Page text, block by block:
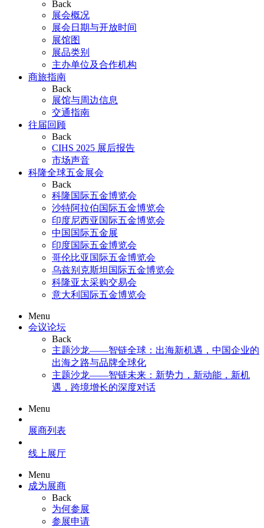
Back
展会概况
展会日期与开放时间
展馆图
展品类别
主办单位及合作机构
商旅指南
Back
展馆与周边信息
交通指南
往届回顾
Back
CIHS 2025 展后报告
市场声音
科隆全球五金展会
Back
科隆国际五金博览会
沙特阿拉伯国际五金博览会
印度尼西亚国际五金博览会
中国国际五金展
印度国际五金博览会
哥伦比亚国际五金博览会
乌兹别克斯坦国际五金博览会
科隆亚太采购交易会
意大利国际五金博览会
Menu
会议论坛
Back
主题沙龙——智链全球：出海新机遇，中国企业的
出海之路与品牌全球化
主题沙龙——智链未来：新势力，新动能，新机
遇，跨境增长的深度对话
Menu
展商列表
线上展厅
Menu
成为展商
Back
为何参展
参展申请